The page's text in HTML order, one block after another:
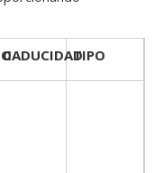
CADUCIDADTIPO